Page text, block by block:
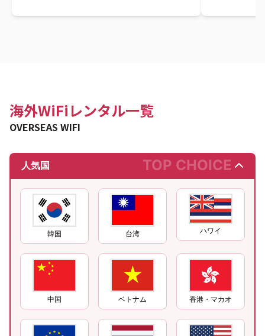
海外WiFiレンタル一覧
OVERSEAS WIFI
人気国 TOP CHOICE
韓国 台湾 ハワイ
中国 ベトナム 香港・マカオ